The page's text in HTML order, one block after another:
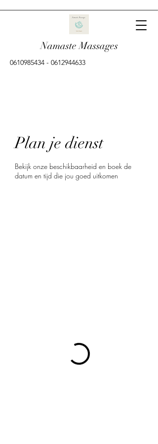
Namaste Massages
0610985434 - 0612944633
Plan je dienst
Bekijk onze beschikbaarheid en boek de
datum en tijd die jou goed uitkomen